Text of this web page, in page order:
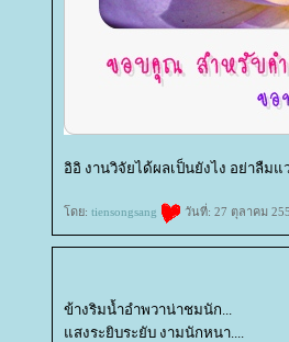
อิอิ งานวิจัยได้ผลเป็นยังไง อย่าลืม
ดย: tiensongsang วันที่: 27 ตุลาคม
ข้างริมน้ำอำพวาน่าชมนัก...
สงระยิบระยับ งามนักหนา....